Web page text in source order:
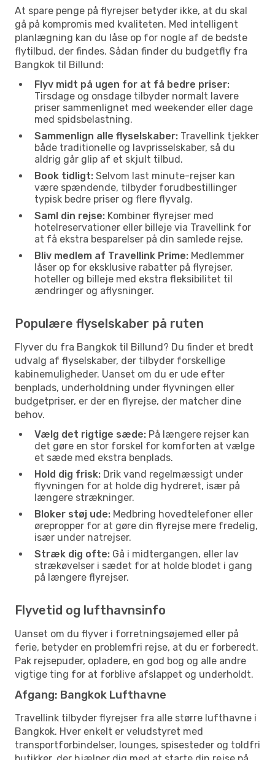
At spare penge på flyrejser betyder ikke, at du skal
gå på kompromis med kvaliteten. Med intelligent
planlægning kan du låse op for nogle af de bedste
flytilbud, der findes. Sådan finder du budgetfly fra
Bangkok til Billund:
Flyv midt på ugen for at få bedre priser:
Tirsdage og onsdage tilbyder normalt lavere
priser sammenlignet med weekender eller dage
med spidsbelastning.
Sammenlign alle flyselskaber: Travellink tjekker
både traditionelle og lavprisselskaber, så du
aldrig går glip af et skjult tilbud.
Book tidligt: Selvom last minute-rejser kan
være spændende, tilbyder forudbestillinger
typisk bedre priser og flere flyvalg.
Saml din rejse: Kombiner flyrejser med
hotelreservationer eller billeje via Travellink for
at få ekstra besparelser på din samlede rejse.
Bliv medlem af Travellink Prime: Medlemmer
låser op for eksklusive rabatter på flyrejser,
hoteller og billeje med ekstra fleksibilitet til
ændringer og aflysninger.
Populære flyselskaber på ruten
Flyver du fra Bangkok til Billund? Du finder et bredt
udvalg af flyselskaber, der tilbyder forskellige
kabinemuligheder. Uanset om du er ude efter
benplads, underholdning under flyvningen eller
budgetpriser, er der en flyrejse, der matcher dine
behov.
Vælg det rigtige sæde: På længere rejser kan
det gøre en stor forskel for komforten at vælge
et sæde med ekstra benplads.
Hold dig frisk: Drik vand regelmæssigt under
flyvningen for at holde dig hydreret, især på
længere strækninger.
Bloker støj ude: Medbring hovedtelefoner eller
ørepropper for at gøre din flyrejse mere fredelig,
især under natrejser.
Stræk dig ofte: Gå i midtergangen, eller lav
strækøvelser i sædet for at holde blodet i gang
på længere flyrejser.
Flyvetid og lufthavnsinfo
Uanset om du flyver i forretningsøjemed eller på
ferie, betyder en problemfri rejse, at du er forberedt.
Pak rejsepuder, opladere, en god bog og alle andre
vigtige ting for at forblive afslappet og underholdt.
Afgang: Bangkok Lufthavne
Travellink tilbyder flyrejser fra alle større lufthavne i
Bangkok. Hver enkelt er veludstyret med
transportforbindelser, lounges, spisesteder og toldfri